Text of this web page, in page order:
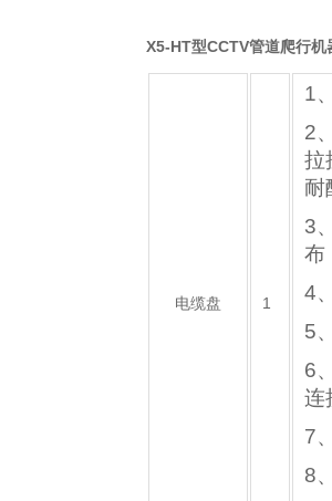
X5-HT型CCTV管道爬行机
电缆盘 1
1
2
拉
耐
3
布
4
5
6
连
7
8